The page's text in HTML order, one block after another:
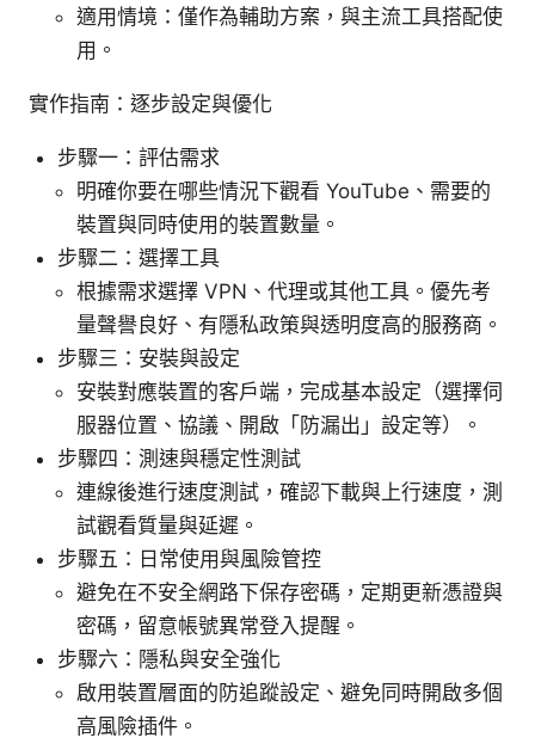
適用情境：僅作為輔助方案，與主流工具搭配使
用。
實作指南：逐步設定與優化
步驟一：評估需求
明確你要在哪些情況下觀看 YouTube、需要的
裝置與同時使用的裝置數量。
步驟二：選擇工具
根據需求選擇 VPN、代理或其他工具。優先考
量聲譽良好、有隱私政策與透明度高的服務商。
步驟三：安裝與設定
安裝對應裝置的客戶端，完成基本設定（選擇伺
服器位置、協議、開啟「防漏出」設定等）。
步驟四：測速與穩定性測試
連線後進行速度測試，確認下載與上行速度，測
試觀看質量與延遲。
步驟五：日常使用與風險管控
避免在不安全網路下保存密碼，定期更新憑證與
密碼，留意帳號異常登入提醒。
步驟六：隱私與安全強化
啟用裝置層面的防追蹤設定、避免同時開啟多個
高風險插件。